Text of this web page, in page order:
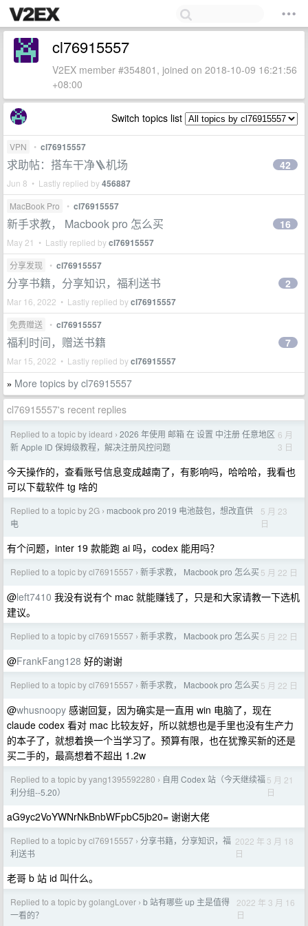
cl76915557
V2EX member #354801, joined on 2018-10-09 16:21:56
+08:00
Switch topics list
VPN • cl76915557
求助帖：搭车干净🪜机场
Jun 8 • Lastly replied by456887
42
MacBook Pro • cl76915557
新手求教， Macbook pro 怎么买
May 21 • Lastly replied bycl76915557
16
分享发现 • cl76915557
分享书籍，分享知识，福利送书
Mar 16, 2022 • Lastly replied bycl76915557
2
免费赠送 • cl76915557
福利时间，赠送书籍
Mar 15, 2022 • Lastly replied bycl76915557
7
» More topics by cl76915557
cl76915557's recent replies
Replied to a topic by ideard › 2026 年使用 邮箱 在 设置 中注册 任意地区
新 Apple ID 保姆级教程，解决注册风控问题
6 月
3 日
今天操作的，查看账号信息变成越南了，有影响吗，哈哈哈，我看也
可以下载软件 tg 啥的
Replied to a topic by 2G › macbook pro 2019 电池鼓包，想改直供
电
5 月 23
日
有个问题，inter 19 款能跑 ai 吗，codex 能用吗？
Replied to a topic by cl76915557 › 新手求教， Macbook pro 怎么买5 月 22 日
@left7410 我没有说有个 mac 就能赚钱了，只是和大家请教一下选机
建议。
Replied to a topic by cl76915557 › 新手求教， Macbook pro 怎么买5 月 22 日
@FrankFang128 好的谢谢
Replied to a topic by cl76915557 › 新手求教， Macbook pro 怎么买5 月 22 日
@whusnoopy 感谢回复，因为确实是一直用 win 电脑了，现在
claude codex 看对 mac 比较友好，所以就想也是手里也没有生产力
的本子了，就想着换一个当学习了。预算有限，也在犹豫买新的还是
买二手的，最高想着不超出 1.2w
Replied to a topic by yang1395592280 › 自用 Codex 站（今天继续福
利分组--5.20）
5 月 21
日
aG9yc2VoYWNrNkBnbWFpbC5jb20= 谢谢大佬
Replied to a topic by cl76915557 › 分享书籍，分享知识，福
利送书
2022 年 3 月 18
日
老哥 b 站 id 叫什么。
Replied to a topic by golangLover › b 站有哪些 up 主是值得
一看的？
2022 年 3 月 16
日